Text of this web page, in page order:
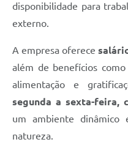
disponibilidade para
externo.
A empresa oferece
além de benefícios
alimentação e
segunda a sexta-feira,
um ambiente
natureza.